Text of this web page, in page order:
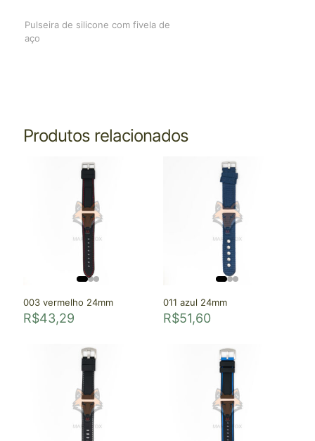
Pulseira de silicone com fivela de
aço
Produtos relacionados
003 vermelho 24mm
R$43,29
011 azul 24mm
R$51,60